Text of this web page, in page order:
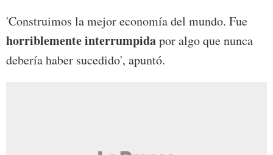
'Construimos la mejor economía del mundo. Fue
horriblemente interrumpidapor algo que nunca
debería haber sucedido', apuntó.